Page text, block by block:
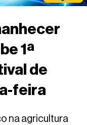
1ª
de
feira
na agricultura